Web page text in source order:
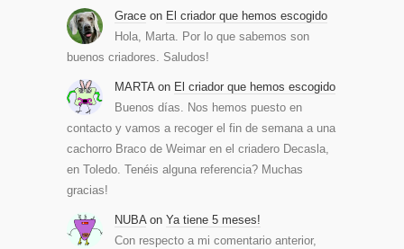
Grace on El criador que hemos escogido
Hola, Marta. Por lo que sabemos son
buenos criadores. Saludos!
MARTA on El criador que hemos escogido
Buenos días. Nos hemos puesto en
contacto y vamos a recoger el fin de semana a una
cachorro Braco de Weimar en el criadero Decasla,
en Toledo. Tenéis alguna referencia? Muchas
gracias!
NUBA on Ya tiene 5 meses!
Con respecto a mi comentario anterior,